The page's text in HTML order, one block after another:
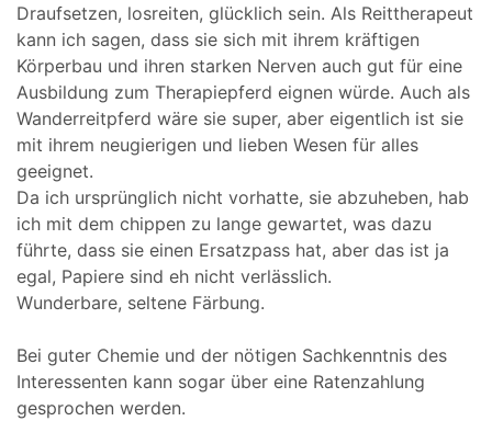
Draufsetzen, losreiten, glücklich sein. Als Reittherapeut
kann ich sagen, dass sie sich mit ihrem kräftigen
Körperbau und ihren starken Nerven auch gut für eine
Ausbildung zum Therapiepferd eignen würde. Auch als
Wanderreitpferd wäre sie super, aber eigentlich ist sie
mit ihrem neugierigen und lieben Wesen für alles
geeignet.
Da ich ursprünglich nicht vorhatte, sie abzuheben, hab
ich mit dem chippen zu lange gewartet, was dazu
führte, dass sie einen Ersatzpass hat, aber das ist ja
egal, Papiere sind eh nicht verlässlich.
Wunderbare, seltene Färbung.
Bei guter Chemie und der nötigen Sachkenntnis des
Interessenten kann sogar über eine Ratenzahlung
gesprochen werden.